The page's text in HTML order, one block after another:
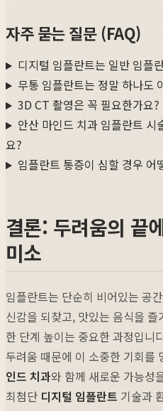
자주 묻는 질문 (FAQ)
디지털 임플란트는 일반 임플
무통 임플란트는 정말 하나도
3D CT 촬영은 꼭 필요한가요
안산 마인드 치과 임플란트
요?
임플란트 통증이 심할 경우 어
결론: 두려움의 끝
미소
임플란트는 단순히 비어있는 공
신감을 되찾고, 맛있는 음식을
한 단계 높이는 중요한 과정입니
두려움 때문에 이 소중한 기회를
인드 치과와 함께 새로운 가능성
최첨단 디지털 임플란트 기술과